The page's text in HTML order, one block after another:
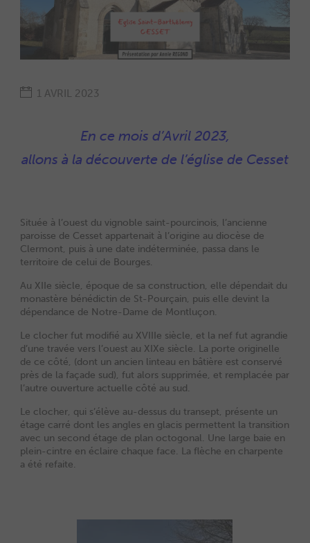
1 AVRIL 2023
En ce mois d’Avril 2023,
allons à la découverte de l’église de Cesset
Située à l’ouest du vignoble saint-pourcinois, l’ancienne
paroisse de Cesset appartenait à l’origine au diocèse de
Clermont, puis à une date indéterminée, passa dans le
territoire de celui de Bourges.
Au XIIe siècle, époque de sa construction, elle dépendait du
monastère bénédictin de St-Pourçain, puis elle devint la
dépendance de Notre-Dame de Montluçon.
Le clocher fut modifié au XVIIIe siècle, et la nef fut agrandie
d’une travée vers l’ouest au XIXe siècle. La porte originelle
de ce côté, (dont un ancien linteau en bâtière est conservé
près de la façade sud), fut alors supprimée, et remplacée par
l’autre ouverture actuelle côté au sud.
Le clocher, qui s’élève au-dessus du transept, présente un
étage carré dont les angles en glacis permettent la transition
avec un second étage de plan octogonal. Une large baie en
plein-cintre en éclaire chaque face. La flèche en charpente
a été refaite.